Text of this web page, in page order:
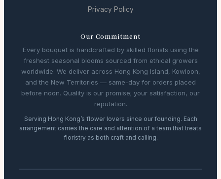
Privacy Policy
Our Commitment
Every bouquet is handcrafted by skilled florists using the
freshest seasonal blooms sourced from ethical growers
worldwide. We deliver across Hong Kong Island, Kowloon,
and the New Territories — same-day for orders placed
before noon. Quality is our promise; your satisfaction, our
reputation.
Serving Hong Kong’s flower lovers since our founding. Each
arrangement carries the care and attention of a team that treats
floristry as both craft and calling.